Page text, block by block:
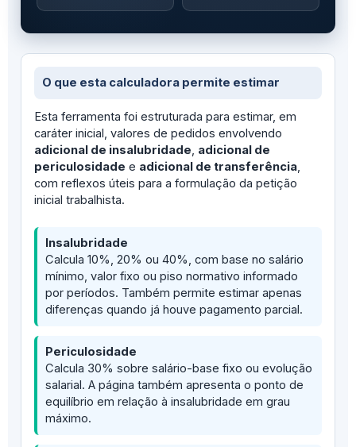
O que esta calculadora permite estimar
Esta ferramenta foi estruturada para estimar, em
caráter inicial, valores de pedidos envolvendo
adicional de insalubridade, adicional de
periculosidade e adicional de transferência,
com reflexos úteis para a formulação da petição
inicial trabalhista.
Insalubridade
Calcula 10%, 20% ou 40%, com base no salário
mínimo, valor fixo ou piso normativo informado
por períodos. Também permite estimar apenas
diferenças quando já houve pagamento parcial.
Periculosidade
Calcula 30% sobre salário-base fixo ou evolução
salarial. A página também apresenta o ponto de
equilíbrio em relação à insalubridade em grau
máximo.